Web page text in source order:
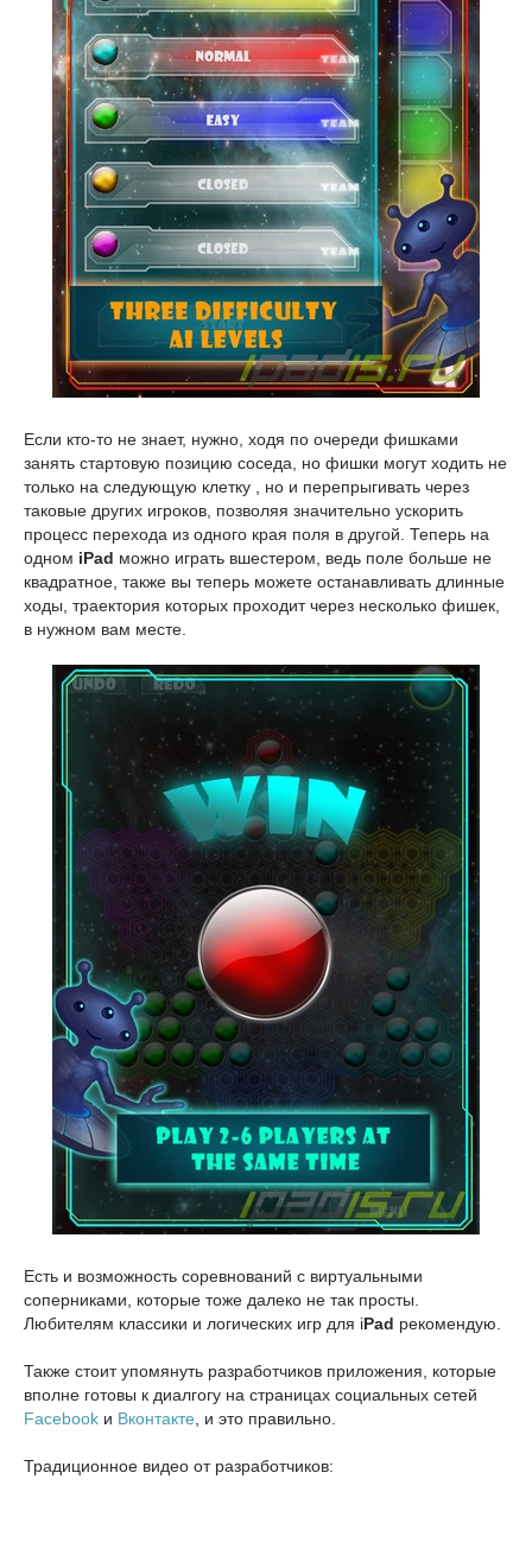
Если кто-то не знает, нужно, ходя по очереди фишками
занять стартовую позицию соседа, но фишки могут ходить не
только на следующую клетку , но и перепрыгивать через
таковые других игроков, позволяя значительно ускорить
процесс перехода из одного края поля в другой. Теперь на
одном iPad можно играть вшестером, ведь поле больше не
квадратное, также вы теперь можете останавливать длинные
ходы, траектория которых проходит через несколько фишек,
в нужном вам месте.
Есть и возможность соревнований с виртуальными
соперниками, которые тоже далеко не так просты.
Любителям классики и логических игр для iPad рекомендую.
Также стоит упомянуть разработчиков приложения, которые
вполне готовы к диалгогу на страницах социальных сетей
Facebook и Вконтакте , и это правильно.
Традиционное видео от разработчиков: